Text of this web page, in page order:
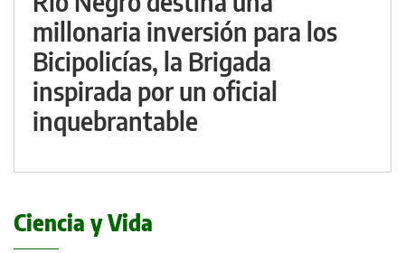
millonaria inversión para los
Bicipolicías, la Brigada
inspirada por un oficial
inquebrantable
Ciencia y Vida